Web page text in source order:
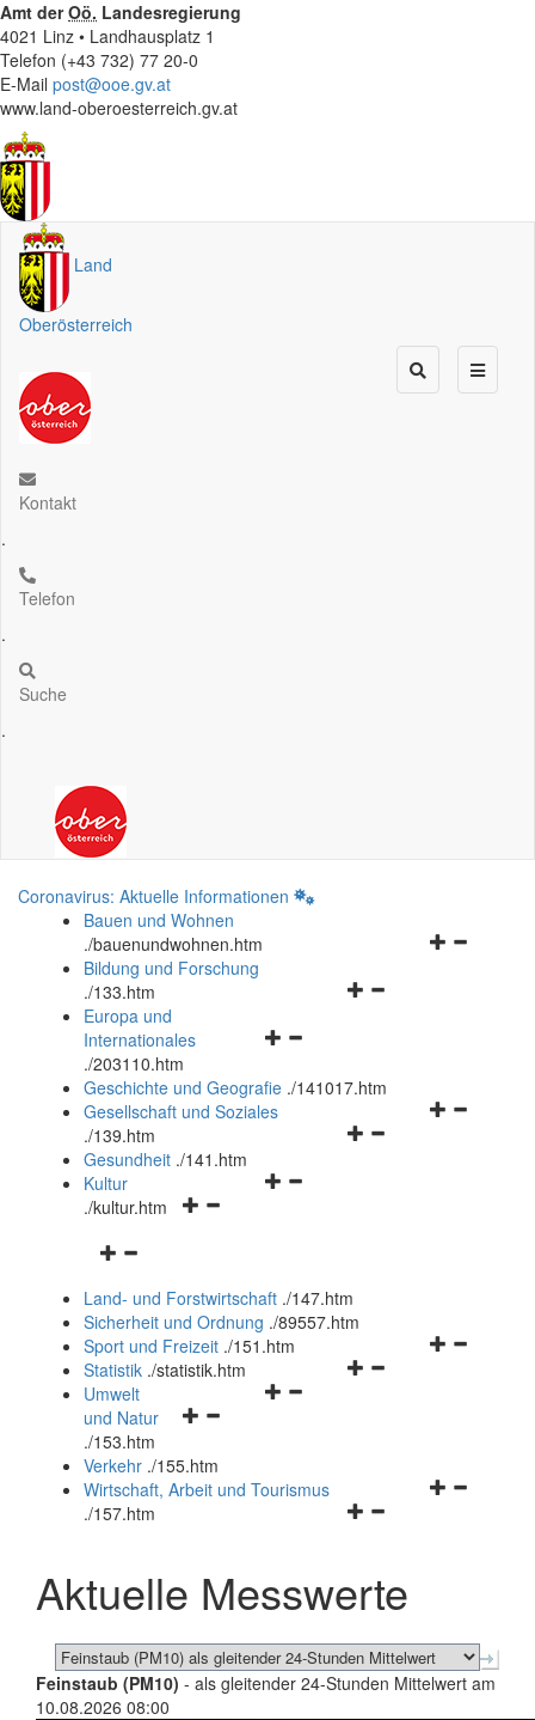
Amt derOö. Landesregierung
4021 Linz • Landhausplatz 1
Telefon (+43 732) 77 20-0
E-Mail post@ooe.gv.at
www.land-oberoesterreich.gv.at
Land
Oberösterreich
Kontakt
.
Telefon
.
Suche
.
Coronavirus: Aktuelle Informationen
Bauen und Wohnen
./bauenundwohnen.htm
Navigationsmenü
Bildung und Forschung
./133.htm
Navigationsmenü
und
schließen
Europa und
Internationales
./203110.htm
Geschichte und Geografie ./141017.htm
Navigationsmenü
Gesellschaft und Soziales
./139.htm
Navigationsmenü
Gesundheit ./141.htm
Navigationsmenü
Kultur
./kultur.htm
Navigationsmenü
und
schließen
Land- und Forstwirtschaft ./147.htm
Sicherheit und Ordnung ./89557.htm
Navigationsmenü
Sport und Freizeit ./151.htm
Navigationsmenü
Statistik ./statistik.htm
Navigationsmenü
und
schließen
Umwelt
und Natur
./153.htm
Verkehr ./155.htm
Navigationsmenü
schließen
Wirtschaft, Arbeit und Tourismus
./157.htm
Aktuelle Messwerte
Feinstaub (PM10) - als gleitender 24-Stunden Mittelwert am
10.08.2026 08:00